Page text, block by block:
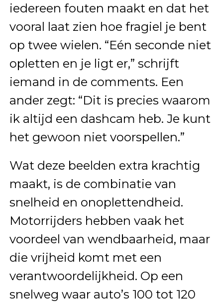
iedereen fouten maakt en dat het
vooral laat zien hoe fragiel je bent
op twee wielen. “Eén seconde niet
opletten en je ligt er,” schrijft
iemand in de comments. Een
ander zegt: “Dit is precies waarom
ik altijd een dashcam heb. Je kunt
het gewoon niet voorspellen.”
Wat deze beelden extra krachtig
maakt, is de combinatie van
snelheid en onoplettendheid.
Motorrijders hebben vaak het
voordeel van wendbaarheid, maar
die vrijheid komt met een
verantwoordelijkheid. Op een
snelweg waar auto’s 100 tot 120